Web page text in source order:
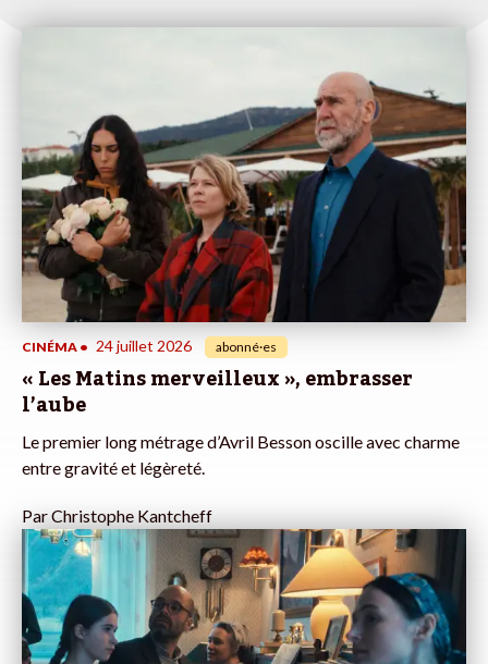
CINÉMA • 24 juillet 2026 abonné·es
« Les Matins merveilleux », embrasser
l’aube
Le premier long métrage d’Avril Besson oscille avec charme
entre gravité et légèreté.
ParChristophe Kantcheff